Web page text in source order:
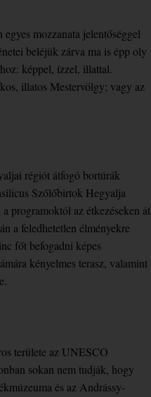
mozzanata jelentőséggel
beléjük zárva ma is épp oly
képpel, ízzel, illattal.
illatos Mestervölgy; vagy az
régiót átfogó bortúrák
Szőlőbirtok Hegyalja
programoktól az étkezéseken át
a feledhetetlen élményekre
főt befogadni képes
kényelmes terasz, valamint
területe az UNESCO
sokan nem tudják, hogy
és az Andrássy-